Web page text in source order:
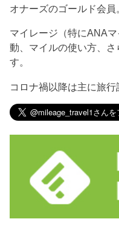
オナーズのゴールド会員
マイレージ（特にANA
動、マイルの使い方、
す。
コロナ禍以降は主に旅行